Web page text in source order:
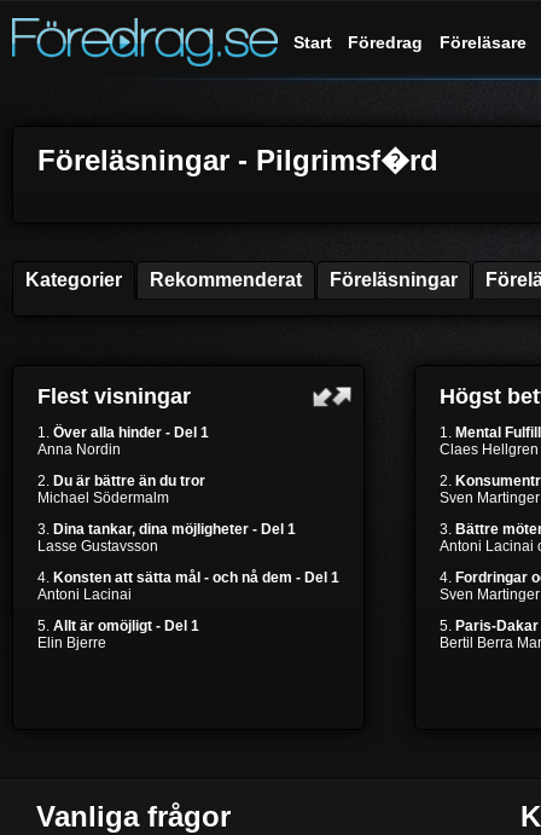
Start Föredrag Föreläsare
Föreläsningar - Pilgrimsf�rd
Kategorier Rekommenderat Föreläsningar
Flest visningar
1. Över alla hinder - Del 1
Anna Nordin
2. Du är bättre än du tror
Michael Södermalm
3. Dina tankar, dina möjligheter - Del 1
Lasse Gustavsson
4. Konsten att sätta mål - och nå dem - Del 1
Antoni Lacinai
5. Allt är omöjligt - Del 1
Elin Bjerre
Högst
1. Mental
Claes Hellgren
2.
Sven Martinger
3. Bättre
Antoni Lacinai
4. Fordringar
Sven Martinger
5. Paris-Dakar
Bertil Berra
Vanliga frågor